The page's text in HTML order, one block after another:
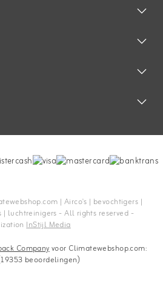
| Airco's | bevochtigers |
| luchtreinigers - All rights reserved -
InStijl Media
Companyvoor Climatewebshop.com:
beoordelingen)